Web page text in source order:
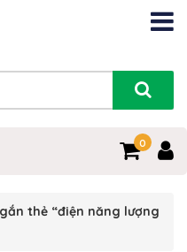
0
thẻ “điện năng lượng